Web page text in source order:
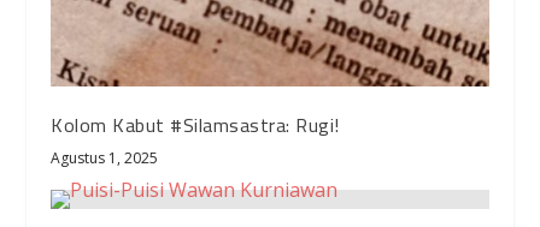
Kolom Kabut #Silamsastra: Rugi!
Agustus 1, 2025